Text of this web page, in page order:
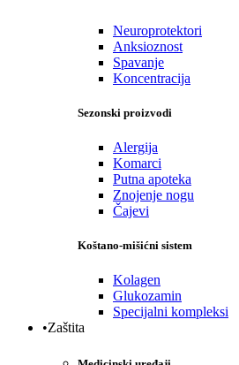
Neuroprotektori
Anksioznost
Spavanje
Koncentracija
Sezonski proizvodi
Alergija
Komarci
Putna apoteka
Znojenje nogu
Čajevi
Koštano-mišićni sistem
Kolagen
Glukozamin
Specijalni kompleksi
•Zaštita